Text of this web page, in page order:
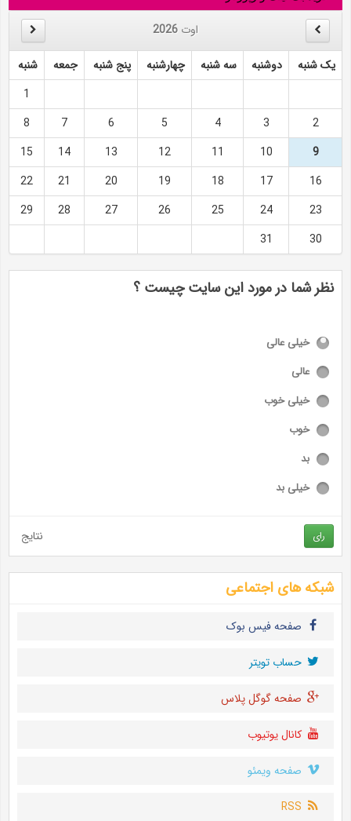
اوت 2026
یک شنبه دوشنبه سه شنبه چهارشنبه پنج شنبه جمعه
شنبه
1
2
3
4
5
6
7
8
9
10
11
12
13
14
15
16
17
18
19
20
21
22
23
24
25
26
27
28
29
30
31
نظر شما در مورد این سایت چیست ؟
خیلی عالی
عالی
خیلی خوب
خوب
بد
خیلی بد
رای نتایج
شبکه های اجتماعی
صفحه فیس بوک
حساب تويتر
صفحه گوگل پلاس
کانال یوتیوب
صفحه ویمئو
RSS